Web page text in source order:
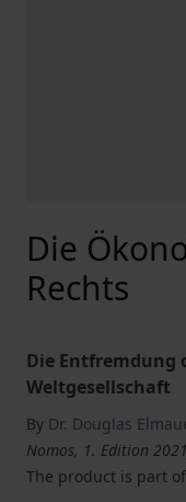
Die
Rechts
Die Entfremdung
Weltgesellschaft
By Dr. Douglas
Nomos, 1. Edition
The product is part